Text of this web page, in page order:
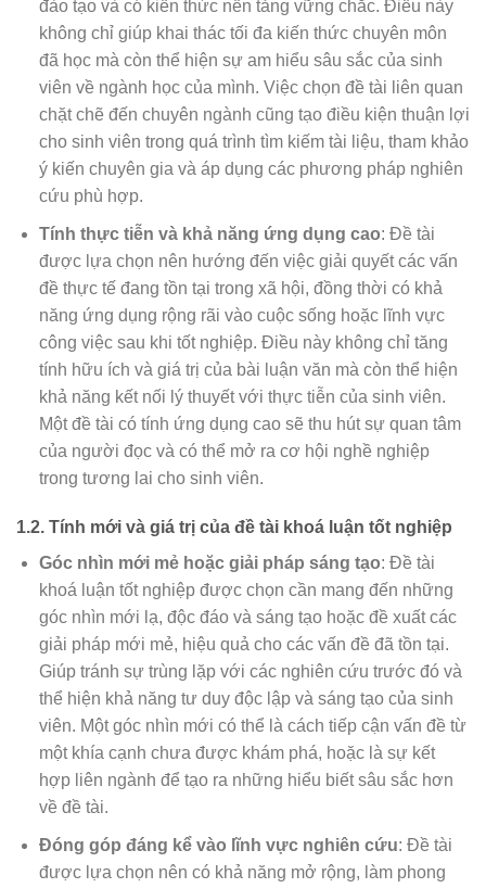
đào tạo và có kiến thức nền tảng vững chắc. Điều này
không chỉ giúp khai thác tối đa kiến thức chuyên môn
đã học mà còn thể hiện sự am hiểu sâu sắc của sinh
viên về ngành học của mình. Việc chọn đề tài liên quan
chặt chẽ đến chuyên ngành cũng tạo điều kiện thuận lợi
cho sinh viên trong quá trình tìm kiếm tài liệu, tham khảo
ý kiến chuyên gia và áp dụng các phương pháp nghiên
cứu phù hợp.
Tính thực tiễn và khả năng ứng dụng cao: Đề tài
được lựa chọn nên hướng đến việc giải quyết các vấn
đề thực tế đang tồn tại trong xã hội, đồng thời có khả
năng ứng dụng rộng rãi vào cuộc sống hoặc lĩnh vực
công việc sau khi tốt nghiệp. Điều này không chỉ tăng
tính hữu ích và giá trị của bài luận văn mà còn thể hiện
khả năng kết nối lý thuyết với thực tiễn của sinh viên.
Một đề tài có tính ứng dụng cao sẽ thu hút sự quan tâm
của người đọc và có thể mở ra cơ hội nghề nghiệp
trong tương lai cho sinh viên.
1.2. Tính mới và giá trị của đề tài khoá luận tốt nghiệp
Góc nhìn mới mẻ hoặc giải pháp sáng tạo: Đề tài
khoá luận tốt nghiệp được chọn cần mang đến những
góc nhìn mới lạ, độc đáo và sáng tạo hoặc đề xuất các
giải pháp mới mẻ, hiệu quả cho các vấn đề đã tồn tại.
Giúp tránh sự trùng lặp với các nghiên cứu trước đó và
thể hiện khả năng tư duy độc lập và sáng tạo của sinh
viên. Một góc nhìn mới có thể là cách tiếp cận vấn đề từ
một khía cạnh chưa được khám phá, hoặc là sự kết
hợp liên ngành để tạo ra những hiểu biết sâu sắc hơn
về đề tài.
Đóng góp đáng kể vào lĩnh vực nghiên cứu: Đề tài
được lựa chọn nên có khả năng mở rộng, làm phong